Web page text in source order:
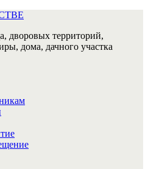
дворовых территорий,
дома, дачного участка